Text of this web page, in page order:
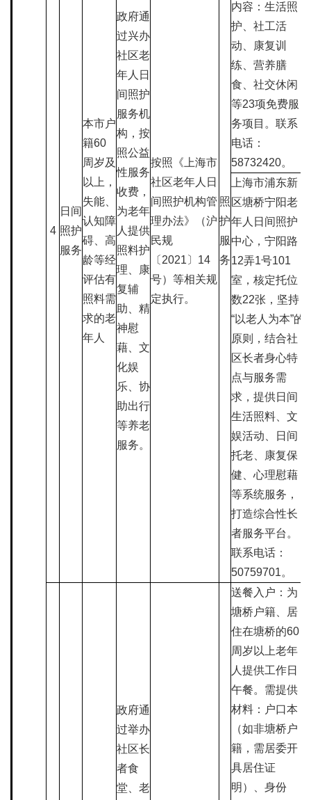
4
日间
照护
服务
本市户
籍60
周岁及
以上，
失能、
认知障
碍、高
龄等经
评估有
照料需
求的老
年人
政府通
过兴办
社区老
年人日
间照护
服务机
构，按
照公益
性服务
收费，
为老年
人提供
照料护
理、康
复辅
助、精
神慰
藉、文
化娱
乐、协
助出行
等养老
服务。
按照《上海市
社区老年人日
间照护机构管
理办法》（沪
民规
〔2021〕14
号）等相关规
定执行。
照
护
服
务
内容：生活照
护、社工活
动、康复训
练、营养膳
食、社交休闲
等23项免费服
务项目。联系
电话：
58732420。
上海市浦东新
区塘桥宁阳老
年人日间照护
中心，宁阳路
12弄1号101
室，核定托位
数22张，坚持
“以老人为本”的
原则，结合社
区长者身心特
点与服务需
求，提供日间
生活照料、文
娱活动、日间
托老、康复保
健、心理慰藉
等系统服务，
打造综合性长
者服务平台。
联系电话：
50759701。
政府通
过举办
社区长
者食
堂、老
送餐入户：为
塘桥户籍、居
住在塘桥的60
周岁以上老年
人提供工作日
午餐。需提供
材料：户口本
（如非塘桥户
籍，需居委开
具居住证
明）、身份